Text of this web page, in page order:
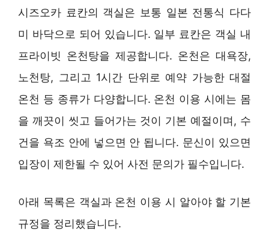
시즈오카 료칸의 객실은 보통 일본 전통식 다다
미 바닥으로 되어 있습니다. 일부 료칸은 객실 내
프라이빗 온천탕을 제공합니다. 온천은 대욕장,
노천탕, 그리고 1시간 단위로 예약 가능한 대절
온천 등 종류가 다양합니다. 온천 이용 시에는 몸
을 깨끗이 씻고 들어가는 것이 기본 예절이며, 수
건을 욕조 안에 넣으면 안 됩니다. 문신이 있으면
입장이 제한될 수 있어 사전 문의가 필수입니다.
아래 목록은 객실과 온천 이용 시 알아야 할 기본
규정을 정리했습니다.